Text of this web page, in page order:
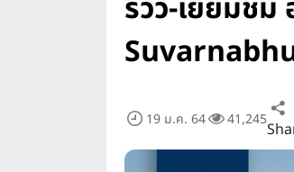
รีวิว-เยี่ยมช
19 ม.ค. 64 41,245